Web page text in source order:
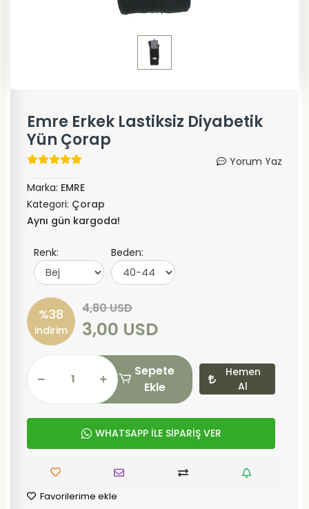
Emre Erkek Lastiksiz Diyabetik
Yün Çorap
Yorum Yaz
Marka: EMRE
Kategori: Çorap
Aynı gün kargoda!
Renk: Beden:
%38
indirim
4,80 USD
3,00 USD
Sepete
Ekle
Hemen
Al
WHATSAPP İLE SİPARİŞ VER
Favorilerime ekle